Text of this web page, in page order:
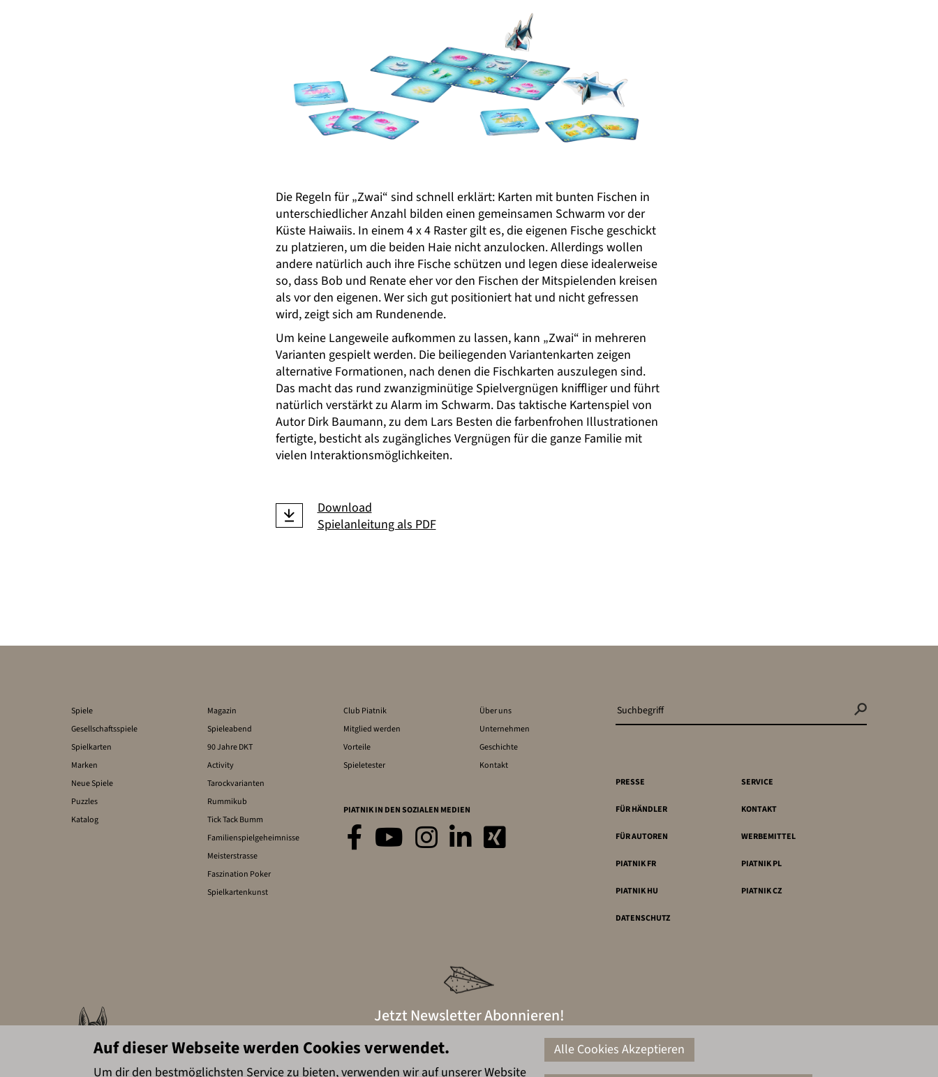
Die Regeln für „Zwai“ sind schnell erklärt: Karten mit bunten Fischen in
unterschiedlicher Anzahl bilden einen gemeinsamen Schwarm vor der
Küste Haiwaiis. In einem 4 x 4 Raster gilt es, die eigenen Fische geschickt
zu platzieren, um die beiden Haie nicht anzulocken. Allerdings wollen
andere natürlich auch ihre Fische schützen und legen diese idealerweise
so, dass Bob und Renate eher vor den Fischen der Mitspielenden kreisen
als vor den eigenen. Wer sich gut positioniert hat und nicht gefressen
wird, zeigt sich am Rundenende.
Um keine Langeweile aufkommen zu lassen, kann „Zwai“ in mehreren
Varianten gespielt werden. Die beiliegenden Variantenkarten zeigen
alternative Formationen, nach denen die Fischkarten auszulegen sind.
Das macht das rund zwanzigminütige Spielvergnügen kniffliger und führt
natürlich verstärkt zu Alarm im Schwarm. Das taktische Kartenspiel von
Autor Dirk Baumann, zu dem Lars Besten die farbenfrohen Illustrationen
fertigte, besticht als zugängliches Vergnügen für die ganze Familie mit
vielen Interaktionsmöglichkeiten.
Download
Spielanleitung als PDF
Spiele
Gesellschaftsspiele
Spielkarten
Marken
Neue Spiele
Puzzles
Katalog
Magazin
Spieleabend
90 Jahre DKT
Activity
Tarockvarianten
Rummikub
Tick Tack Bumm
Familienspielgeheimnisse
Meisterstrasse
Faszination Poker
Spielkartenkunst
Club Piatnik
Mitglied werden
Vorteile
Spieletester
PIATNIK IN DEN SOZIALEN MEDIEN
Über uns
Unternehmen
Geschichte
Kontakt
PRESSE
SERVICE
FÜR HÄNDLER KONTAKT
FÜR AUTOREN WERBEMITTEL
PIATNIK FR PIATNIK PL
PIATNIK HU PIATNIK CZ
DATENSCHUTZ
Jetzt Newsletter Abonnieren!
Hier anmelden
Auf dieser Webseite werden Cookies verwendet.
Um dir den bestmöglichsten Service zu bieten, verwenden wir auf unserer Website
Alle Cookies Akzeptieren